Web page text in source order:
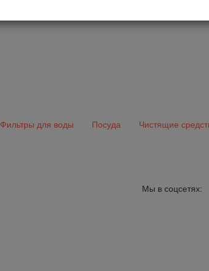
Фильтры для воды Посуда Чистящие
Мы в соцсетях: